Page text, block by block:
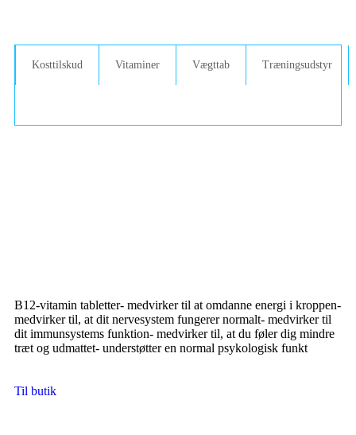
Kosttilskud Vitaminer Vægttab Træningsudstyr
B12-vitamin tabletter- medvirker til at omdanne energi i kroppen-
medvirker til, at dit nervesystem fungerer normalt- medvirker til
dit immunsystems funktion- medvirker til, at du føler dig mindre
træt og udmattet- understøtter en normal psykologisk funkt
Til butik